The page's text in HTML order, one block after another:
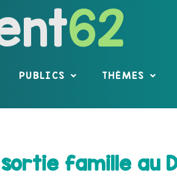
62
PUBLICS THÈMES
famille au